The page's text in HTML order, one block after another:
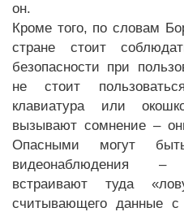
он.
Кроме того, по словам
стране стоит
безопасности при
не стоит
клавиатура или
вызывают сомнение –
Опасными могут
видеонаблюдения
встраивают туда
считывающего данные